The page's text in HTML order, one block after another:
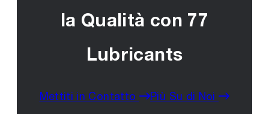
la Qualità con 77
Lubricants
Mettiti in Contatto Più Su di Noi